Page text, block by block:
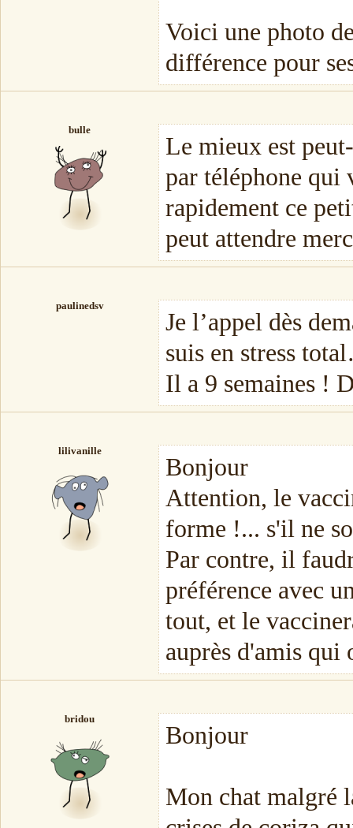
Voici une photo
différence pour
bulle
Le mieux est
par téléphone qui
rapidement ce
peut attendre
paulinedsv
Je l’appel dès
suis en stress
Il a 9 semaines !
lilivanille
Bonjour
Attention, le
forme !... s'il ne
Par contre, il
préférence avec
tout, et le
auprès d'amis qui
bridou
Bonjour
Mon chat malgré